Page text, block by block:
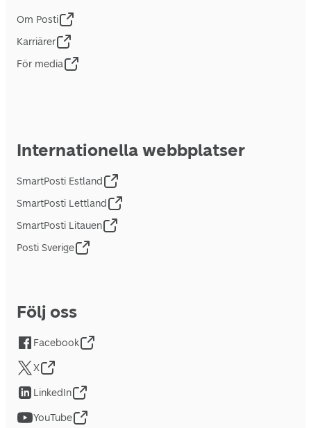
Om Posti
Karriärer
För media
Internationella webbplatser
SmartPosti Estland
SmartPosti Lettland
SmartPosti Litauen
Posti Sverige
Följ oss
Facebook
X
LinkedIn
YouTube